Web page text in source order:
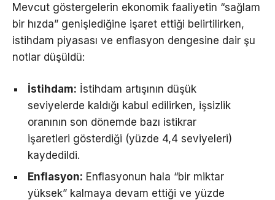
Mevcut göstergelerin ekonomik faaliyetin “sağlam
bir hızda” genişlediğine işaret ettiği belirtilirken,
istihdam piyasası ve enflasyon dengesine dair şu
notlar düşüldü:
İstihdam: İstihdam artışının düşük
seviyelerde kaldığı kabul edilirken, işsizlik
oranının son dönemde bazı istikrar
işaretleri gösterdiği (yüzde 4,4 seviyeleri)
kaydedildi.
Enflasyon: Enflasyonun hala “bir miktar
yüksek” kalmaya devam ettiği ve yüzde